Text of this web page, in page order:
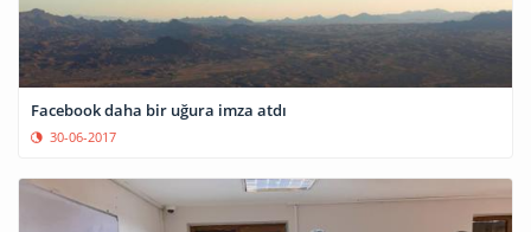
Facebook daha bir uğura imza atdı
30-06-2017